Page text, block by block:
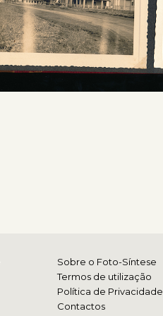
Sobre o Foto-Síntese
Termos de utilização
Política de Privacidade
Contactos